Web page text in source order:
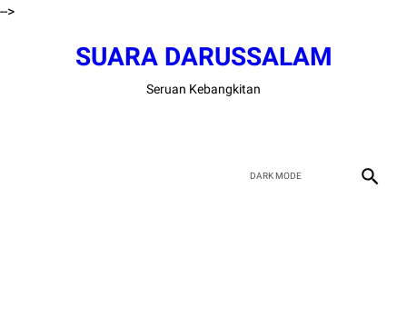
-->
SUARA DARUSSALAM
Seruan Kebangkitan